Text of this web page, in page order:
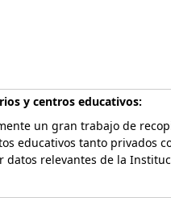
y centros educativos:
un gran trabajo de
educativos tanto privados
relevantes de la